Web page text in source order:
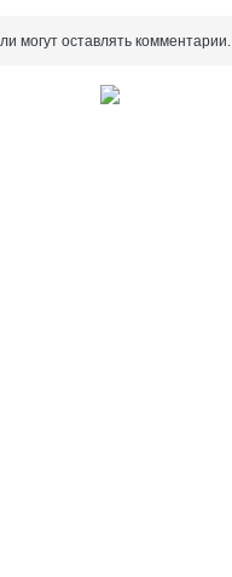
могут оставлять комментарии.